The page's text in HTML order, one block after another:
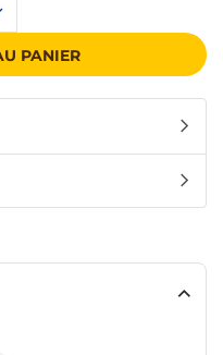
PANIER